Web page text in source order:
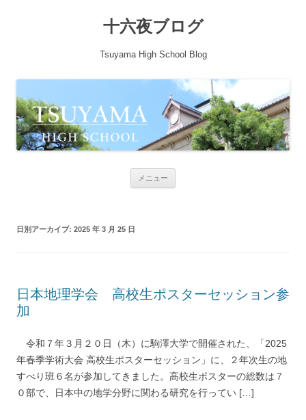
十六夜ブログ
Tsuyama High School Blog
メニュー
日別アーカイブ: 2025 年 3 月 25 日
日本地理学会 高校生ポスターセッション参
加
令和７年３月２０日（木）に駒澤大学で開催された、「2025
年春季学術大会 高校生ポスターセッション」に、２年次生の地
すべり班６名が参加してきました。高校生ポスターの総数は７
０部で、日本中の地学分野に関わる研究を行ってい […]